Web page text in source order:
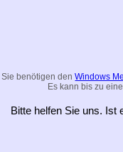
Sie benötigen denWindows
Es kann bis zu
Bitte helfen Sie uns.